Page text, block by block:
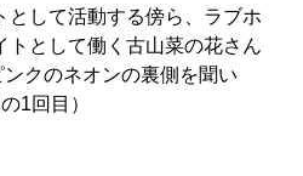
として活動する傍ら、ラブホ
トとして働く古山菜の花さん
クのネオンの裏側を聞い
1回目）